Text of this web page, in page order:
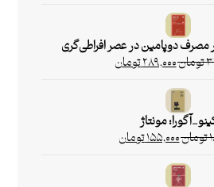
دوپامین در عصر افراطی‌گری
تومان۲۸۹,۰۰۰تومان
مونتاژ
تومان۱۵۵,۰۰۰تومان